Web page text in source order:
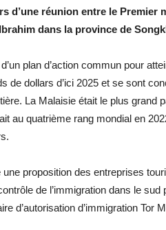
d’une réunion entre le Premier
dans la province de
plan d’action commun pour
de dollars d’ici 2025 et se sont
La Malaisie était le plus grand
au quatrième rang mondial en
proposition des entreprises
de l’immigration dans le
d’autorisation d’immigration Tor